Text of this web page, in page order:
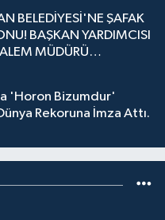
BELEDİYESİ'NE ŞAFAK
BAŞKAN YARDIMCISI
MÜDÜRÜ
'Horon Bizumdur'
Rekoruna İmza Attı.